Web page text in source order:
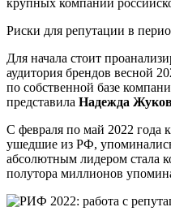
Риски для репутации в
Для начала стоит
аудитория брендов весной
по собственной базе
представила Надежда
С февраля по май 2022 года
ушедшие из РФ,
абсолютным лидером стала
полутора миллионов